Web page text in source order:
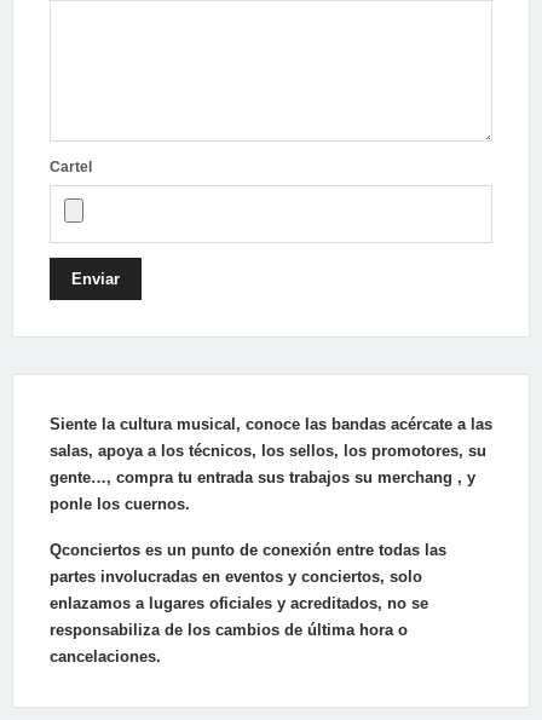
Cartel
Enviar
Siente la cultura musical, conoce las bandas acércate a las
salas, apoya a los técnicos, los sellos, los promotores, su
gente…, compra tu entrada sus trabajos su merchang , y
ponle los cuernos.
Qconciertos es un punto de conexión entre todas las
partes involucradas en eventos y conciertos, solo
enlazamos a lugares oficiales y acreditados, no se
responsabiliza de los cambios de última hora o
cancelaciones.